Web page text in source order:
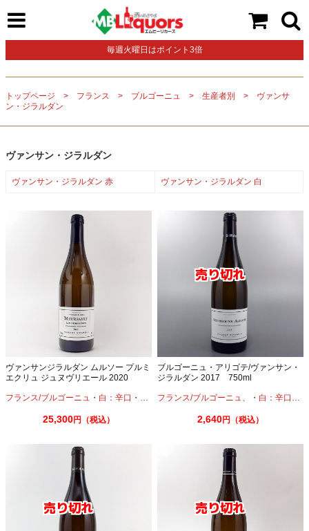
毎週火曜日はポイント3倍
トップページ フランス ブルゴーニュ 生産者別
ヴァンサ
ン・ジラルダン
ヴァンサン・ジラルダン
ヴァンサン・ジラルダン 赤 ヴァンサン・ジラルダン 白
ヴァンサンジラルダン ムルソー プルミ
エクリュ ジュヌヴリエール 2020
フランス/ブルゴーニュ ・ 白：辛口 ・ シャルドネ
25,300円（税込）
ブルゴーニュ・アリゴテ/ヴァンサン・
ジラルダン 2017 750ml
フランス/ブルゴーニュ、 ・ 白：辛口 ・
2,640円（税込）